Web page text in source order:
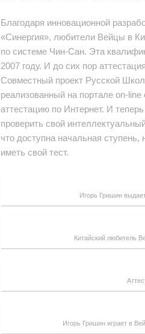
Благодаря инновационной
«Синергия», любители Вейцы в
по системе Чин-Сан. Эта
2007 году. И до сих пор
Совместный проект Русской
реализованный на портале on-
аттестацию по Интернет. И
проверить свой
что доступна начальная
иметь свой тест.
Игорь Гришин
Китайский любитель
Игорь Гришин играет в